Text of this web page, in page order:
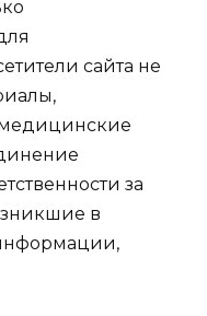
сайта не
за
в